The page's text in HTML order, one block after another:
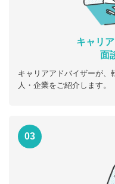
キャリ
面
キャリアアドバイザーが、
人・企業をご紹介します。
03